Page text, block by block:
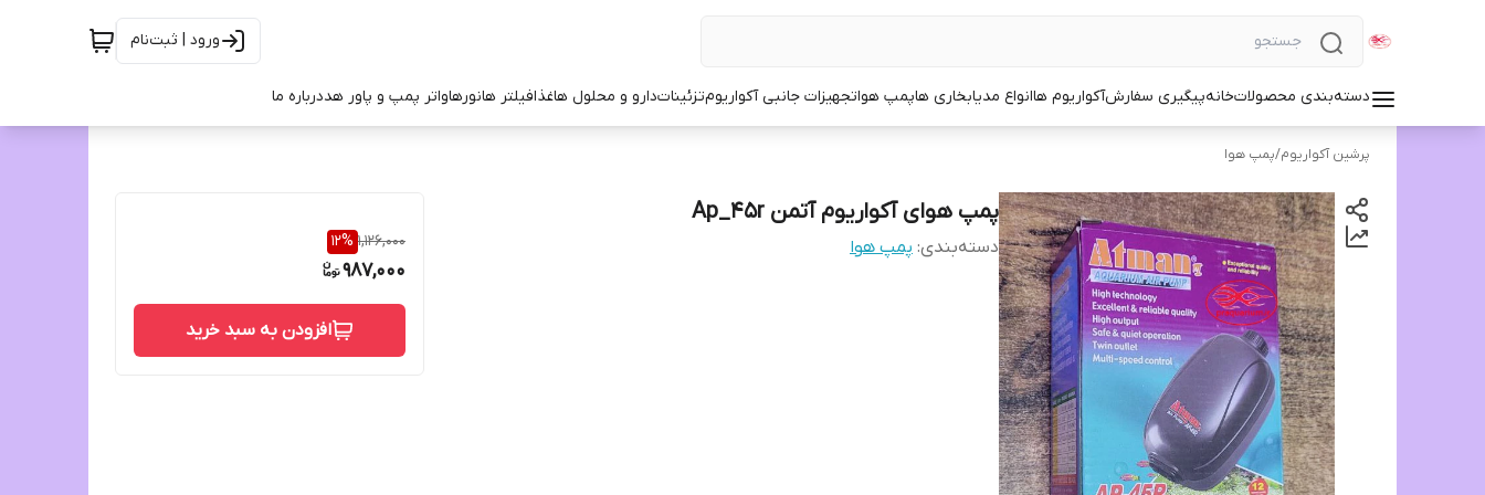
ورود | ثبت‌نام
دسته‌بندی محصولاتخانهپیگیری سفارشآکواریوم هاانواع مدیابخاری هاپمپ هواتجهیزات جانبی آکواریومتزئیناتدارو و محلول هاغذافیلتر هانورهاواتر پمپ و پاور هددرباره ما
پرشین آکواریوم/پمپ هوا
پمپ هوای آکواریوم آتمن Ap_45r
دسته‌بندی: پمپ هوا 1,126,000
12%
987,000
افزودن به سبد خرید